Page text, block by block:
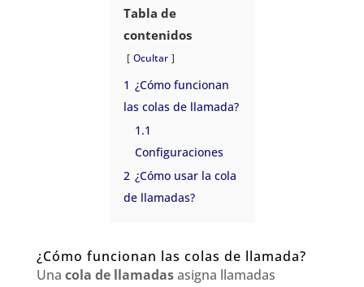
Tabla de
contenidos
Ocultar
1 ¿Cómo funcionan
las colas de llamada?
1.1
Configuraciones
2 ¿Cómo usar la cola
de llamadas?
¿Cómo funcionan las colas de llamada?
Una cola de llamadasasigna llamadas